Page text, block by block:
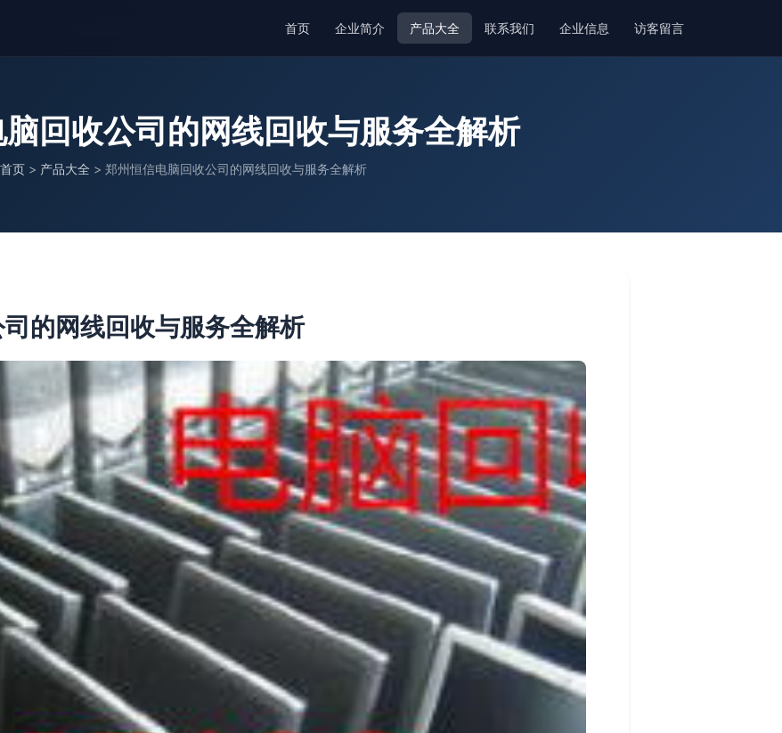
首页 企业简介 产品大全 联系我们 企业信息 访客留言
回收公司的网线回收与服务全解析
首页 > 产品大全 > 郑州恒信电脑回收公司的网线回收与服务全解析
的网线回收与服务全解析